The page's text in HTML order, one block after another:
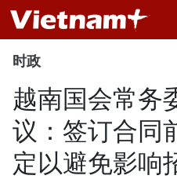
时政
越南国会常务
议：签订合同
定以避免影响